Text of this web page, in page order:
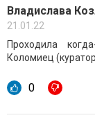
Владислава
21.01.22
Проходила
Коломиец
0